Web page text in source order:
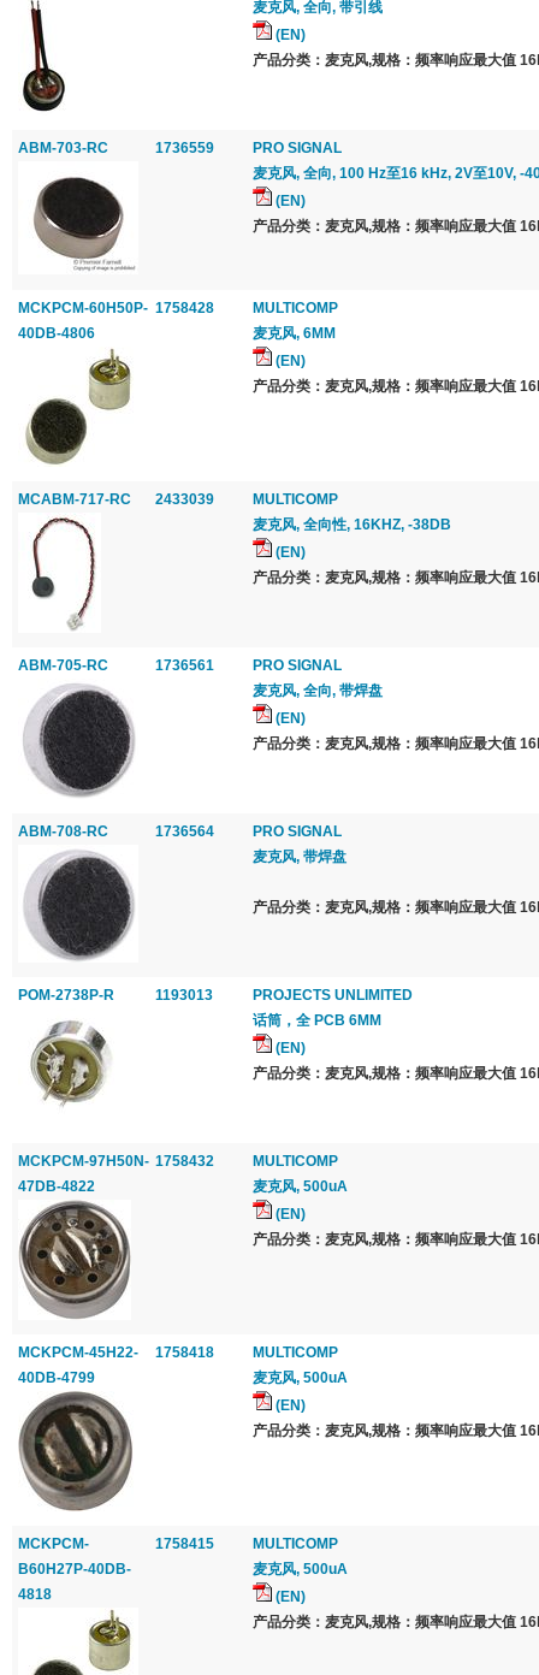
麦克风, 全向, 带引线
(EN)
产品分类：麦克风,规格：频率响应最大值
ABM-703-RC 1736559
PRO SIGNAL
麦克风, 全向, 100 Hz至16 kHz, 2V至10V, -
(EN)
产品分类：麦克风,规格：频率响应最大值
MCKPCM-60H50P-
40DB-4806
1758428
MULTICOMP
麦克风, 6MM
(EN)
产品分类：麦克风,规格：频率响应最大值
MCABM-717-RC 2433039
MULTICOMP
麦克风, 全向性, 16KHZ, -38DB
(EN)
产品分类：麦克风,规格：频率响应最大值
ABM-705-RC 1736561
PRO SIGNAL
麦克风, 全向, 带焊盘
(EN)
产品分类：麦克风,规格：频率响应最大值
ABM-708-RC 1736564
PRO SIGNAL
麦克风, 带焊盘
产品分类：麦克风,规格：频率响应最大值
POM-2738P-R 1193013
PROJECTS UNLIMITED
话筒，全 PCB 6MM
(EN)
产品分类：麦克风,规格：频率响应最大值
MCKPCM-97H50N-
47DB-4822
1758432
MULTICOMP
麦克风, 500uA
(EN)
产品分类：麦克风,规格：频率响应最大值
MCKPCM-45H22-
40DB-4799
1758418
MULTICOMP
麦克风, 500uA
(EN)
产品分类：麦克风,规格：频率响应最大值
MCKPCM-
B60H27P-40DB-
4818
1758415
MULTICOMP
麦克风, 500uA
(EN)
产品分类：麦克风,规格：频率响应最大值